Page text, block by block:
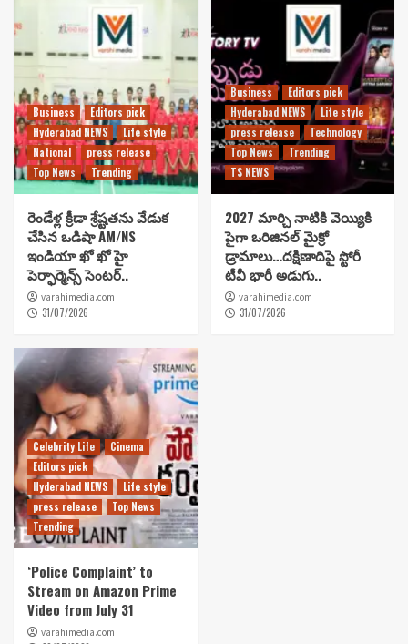
Business
Editors pick
Hyderabad NEWS
Life style
National
press release
Top News
Trending
రెండేళ్ల క్రీడా శ్రేష్టతను వేడుక
చేసిన ఒడిషా AM/NS
ఇండియా ఖో ఖో హై
పెర్ఫార్మెన్స్ సెంటర్..
varahimedia.com
31/07/2026
Business
Editors pick
Hyderabad NEWS
Life style
press release
Technology
Top News
Trending
TS NEWS
2027 మార్చి నాటికి వెయ్యికి
పైగా ఒరిజినల్ మైక్రో
డ్రామాలు…దక్షిణాదిపై స్టోరీ
టీవీ భారీ అడుగు..
varahimedia.com
31/07/2026
Celebrity Life
Cinema
Editors pick
Hyderabad NEWS
Life style
press release
Top News
Trending
‘Police Complaint’ to
Stream on Amazon Prime
Video from July 31
varahimedia.com